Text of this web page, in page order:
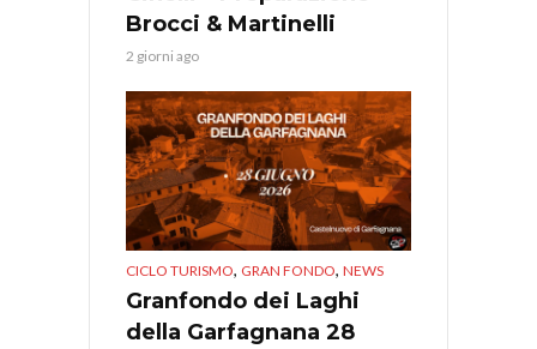
Brocci & Martinelli
2 giorni ago
CICLO TURISMO, GRAN FONDO, NEWS
Granfondo dei Laghi
della Garfagnana 28